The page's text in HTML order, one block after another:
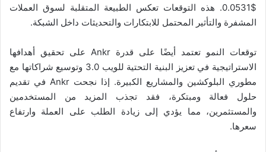
$0.0531. هذه التوقعات تعكس الطبيعة المتقلبة لسوق العملات
المشفرة والتأثير المحتمل للابتكارات والتحديثات داخل الشبكة.
توقعات النمو تعتمد أيضًا على قدرة Ankr على تحقيق أهدافها
الاستراتيجية في تعزيز البنية التحتية للويب 3.0 وتوسيع شراكاتها مع
مطوري البلوكشين والمشاريع الكبيرة. إذا نجحت Ankr في تقديم
حلول فعالة ومبتكرة، فقد تجذب المزيد من المستخدمين
والمستثمرين، مما يؤدي إلى زيادة الطلب على العملة وارتفاع
سعرها.